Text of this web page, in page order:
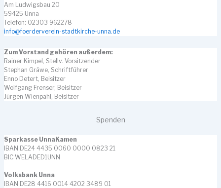
Am Ludwigsbau 20
59425 Unna
Telefon: 02303 962278
info@foerderverein-stadtkirche-unna.de
Zum Vorstand gehören außerdem:
Rainer Kimpel, Stellv. Vorsitzender
Stephan Gräwe, Schriftführer
Enno Detert, Beisitzer
Wolfgang Frenser, Beisitzer
Jürgen Wienpahl, Beisitzer
Spenden
Sparkasse UnnaKamen
IBAN DE24 4435 0060 0000 0823 21
BIC WELADED1UNN
Volksbank Unna
IBAN DE28 4416 0014 4202 3489 01